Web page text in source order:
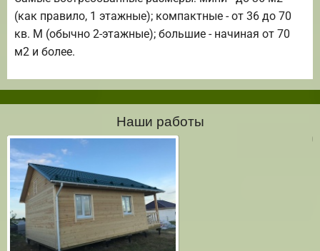
(как правило, 1 этажные); компактные - от 36 до 70
кв. М (обычно 2-этажные); большие - начиная от 70
м2 и более.
Наши работы